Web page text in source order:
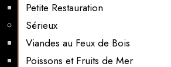
Petite Restauration
Sérieux
Viandes au Feux de Bois
Poissons et Fruits de Mer